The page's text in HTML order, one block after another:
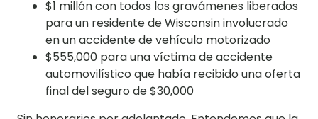
$1 millón con todos los gravámenes liberados
para un residente de Wisconsin involucrado
en un accidente de vehículo motorizado
$555,000 para una víctima de accidente
automovilístico que había recibido una oferta
final del seguro de $30,000